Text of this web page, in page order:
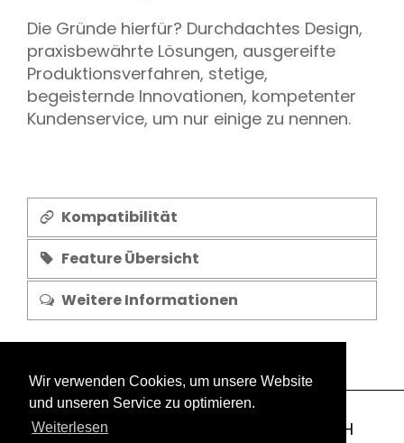
Wir verwenden Cookies, um unsere Website
und unseren Service zu optimieren.
Weiterlesen
Die Gründe hierfür? Durchdachtes Design,
praxisbewährte Lösungen, ausgereifte
Produktionsverfahren, stetige,
begeisternde Innovationen, kompetenter
Kundenservice, um nur einige zu nennen.
Kompatibilität
Feature Übersicht
Weitere Informationen
Copyright 2003-2026 © GEOLOCK GmbH